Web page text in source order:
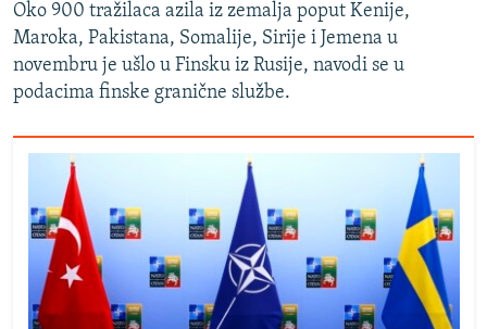
Oko 900 tražilaca azila iz zemalja poput Kenije,
Maroka, Pakistana, Somalije, Sirije i Jemena u
novembru je ušlo u Finsku iz Rusije, navodi se u
podacima finske granične službe.